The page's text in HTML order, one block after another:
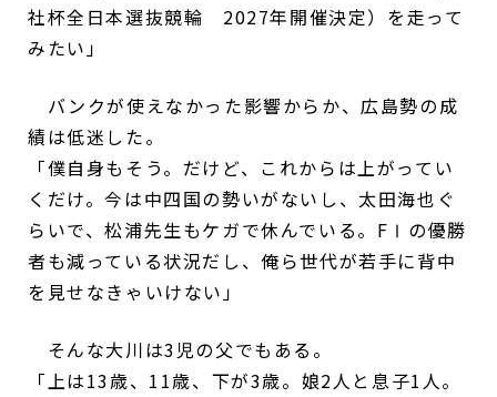
社杯全日本選抜競輪 2027年開催決定）を走って
みたい」
バンクが使えなかった影響からか、広島勢の成
績は低迷した。
「僕自身もそう。だけど、これからは上がってい
くだけ。今は中四国の勢いがないし、太田海也ぐ
らいで、松浦先生もケガで休んでいる。FⅠの優勝
者も減っている状況だし、俺ら世代が若手に背中
を見せなきゃいけない」
そんな大川は3児の父でもある。
「上は13歳、11歳、下が3歳。娘2人と息子1人。